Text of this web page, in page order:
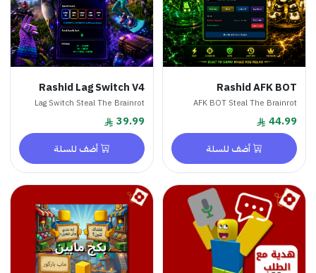
Rashid AFK BOT
AFK BOT Steal The Brainrot
44.99
أضف للسلة
Rashid Lag Switch V4
Lag Switch Steal The Brainrot
39.99
أضف للسلة